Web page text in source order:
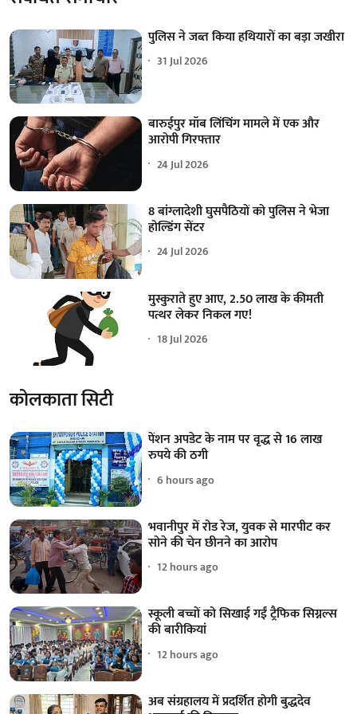
पुलिस ने जब्त किया हथियारों का बड़ा जखीरा
31 Jul 2026
बारुईपुर मॉब लिंचिंग मामले में एक और
आरोपी गिरफ्तार
24 Jul 2026
8 बांग्लादेशी घुसपैठियों को पुलिस ने भेजा
होल्डिंग सेंटर
24 Jul 2026
मुस्कुराते हुए आए, 2.50 लाख के कीमती
पत्थर लेकर निकल गए!
18 Jul 2026
कोलकाता सिटी
पेंशन अपडेट के नाम पर वृद्ध से 16 लाख
रुपये की ठगी
6 hours ago
भवानीपुर में रोड रेज, युवक से मारपीट कर
सोने की चेन छीनने का आरोप
12 hours ago
स्कूली बच्चों को सिखाई गईं ट्रैफिक सिग्नल्स
की बारीकियां
12 hours ago
अब संग्रहालय में प्रदर्शित होगी बुद्धदेव